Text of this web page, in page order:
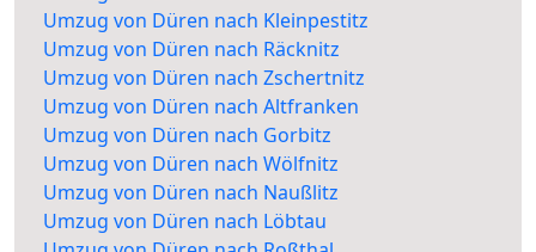
Umzug von Düren nach Kleinpestitz
Umzug von Düren nach Räcknitz
Umzug von Düren nach Zschertnitz
Umzug von Düren nach Altfranken
Umzug von Düren nach Gorbitz
Umzug von Düren nach Wölfnitz
Umzug von Düren nach Naußlitz
Umzug von Düren nach Löbtau